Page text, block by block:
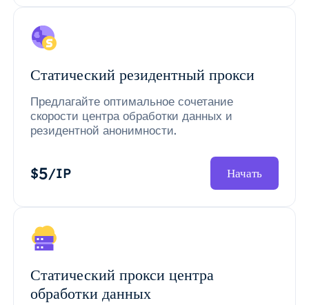
Статический резидентный прокси
Предлагайте оптимальное сочетание
скорости центра обработки данных и
резидентной анонимности.
$5/IP Начать
Статический прокси центра
обработки данных